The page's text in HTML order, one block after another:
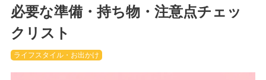
必要な準備・持ち物・注意点チェッ
クリスト
ライフスタイル・お出かけ